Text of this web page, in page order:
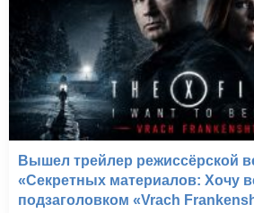
Вышел трейлер режиссёрской
«Секретных материалов: Хочу
подзаголовком «Vrach